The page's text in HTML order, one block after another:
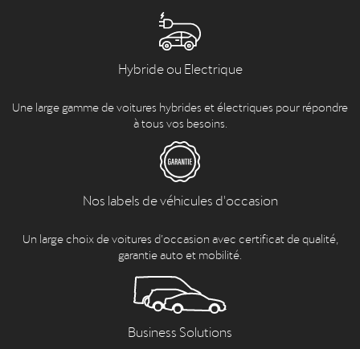
Hybride ou Electrique
Une large gamme de voitures hybrides et électriques pour répondre
à tous vos besoins.
Nos labels de véhicules d'occasion
Un large choix de voitures d’occasion avec certificat de qualité,
garantie auto et mobilité.
Business Solutions